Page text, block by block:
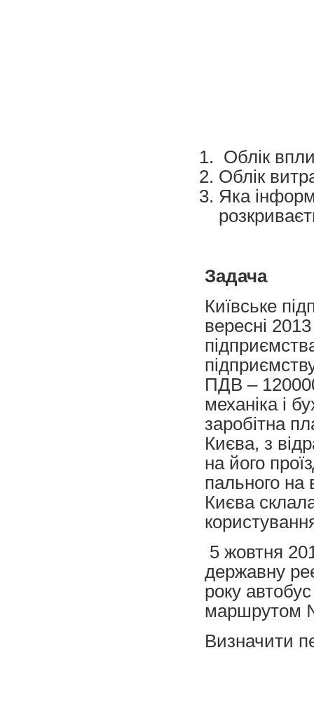
Облік
Облік
Яка
Задача
Київське
вересні
ПДВ –
механіка і
заробітна
Києва, з
на його
пального на
Києва
5 жовтня
державну
року
маршрутом
Визначити